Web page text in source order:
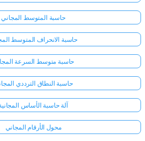
حاسبة المتوسط المجاني
حاسبة الانحراف المتوسط
حاسبة متوسط السرعة
حاسبة النطاق الترددي
آلة حاسبة الأساس
محول الأرقام المجاني